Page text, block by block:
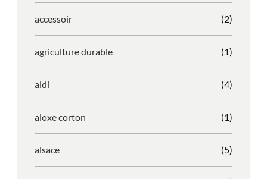
accessoir (2)
agriculture durable (1)
aldi (4)
aloxe corton (1)
alsace (5)